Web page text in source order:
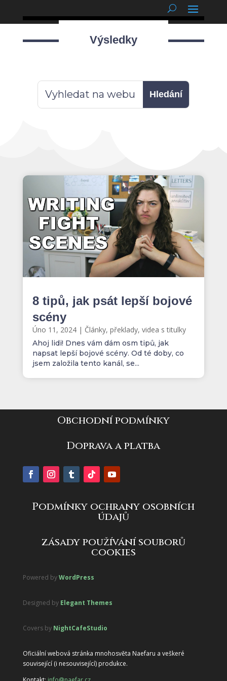
Výsledky
8 tipů, jak psát lepší bojové
scény
Úno 11, 2024| Články, překlady, videa s titulky
Ahoj lidi! Dnes vám dám osm tipů, jak
napsat lepší bojové scény. Od té doby, co
jsem založila tento kanál, se...
Obchodní podmínky
Doprava a platba
Podmínky ochrany osobních
údajů
zásady používání souborů
cookies
Powered byWordPress
Designed by Elegant Themes
Covers by NightCafeStudio
Oficiální webová stránka mnohosvěta Naefaru a veškeré
související (i nesouvisející) produkce.